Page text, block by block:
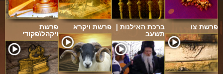
פרשת
ויקהל\פקודי
פרשת ויקרא
ברכת האילנות |
תשעב
פרשת צו